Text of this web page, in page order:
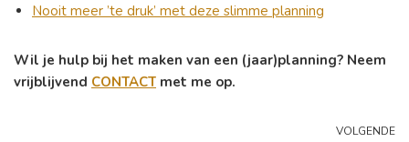
Nooit meer ’te druk’ met deze slimme planning
Wil je hulp bij het maken van een (jaar)planning? Neem
vrijblijvend CONTACT met me op.
VOLGENDE